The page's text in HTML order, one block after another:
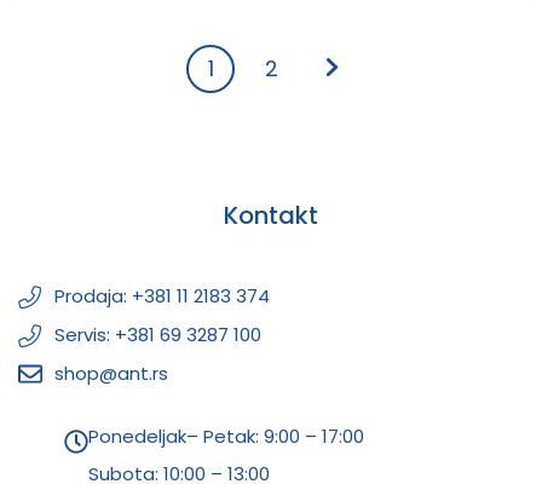
1 2
Kontakt
Prodaja: +381 11 2183 374
Servis: +381 69 3287 100
shop@ant.rs
Ponedeljak– Petak: 9:00 – 17:00
Subota: 10:00 – 13:00